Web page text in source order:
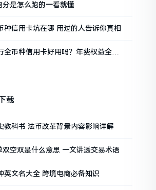
分是怎么跑的一看就懂
种信用卡坑在哪 用过的人告诉你真相
全币种信用卡好用吗？年费权益全解
载
教科书 法币改革背景内容影响详解
双空双是什么意思 一文讲透交易术语
英文名大全 跨境电商必备知识